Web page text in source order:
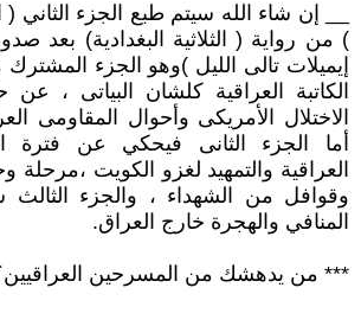
__ إن شاء الله سيتم طبع الجزء الثاني
) من رواية ( الثلاثية البغدادية) بعد
إيميلات تالى الليل )وهو الجزء
الكاتبة العراقية كلشان البياتى ،
الاختلال الأمريكى وأحوال المقاومى
أما الجزء الثانى فيحكي عن فترة
العراقية والتمهيد لغزو الكويت ،مرحلة
وقوافل من الشهداء ، والجزء
المنافي والهجرة خارج العراق.
*** من يدهشك من المسرحين